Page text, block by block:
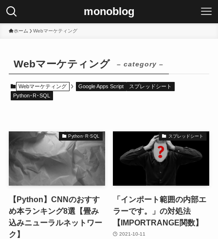
monoblog
ホーム Webマーケティング
Webマーケティング – category –
Webマーケティング Google Apps Script
スプレッドシート
Python･R･SQL
Python･R･SQL
【Python】CNNのおすす
め本ランキング8選【畳み
込みニューラルネットワー
ク】
スプレッドシート
「インポート範囲の内部エ
ラーです。」の対処法
【IMPORTRANGE関数】
2021-10-11